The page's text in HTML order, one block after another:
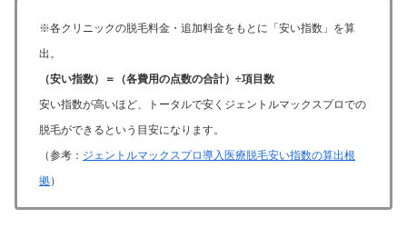
※各クリニックの脱毛料金・追加料金をもとに「安い指数」を算
出。
（安い指数）＝（各費用の点数の合計）÷項目数
安い指数が高いほど、トータルで安くジェントルマックスプロでの
脱毛ができるという目安になります。
（参考： ジェントルマックスプロ導入医療脱毛安い指数の算出根
拠）